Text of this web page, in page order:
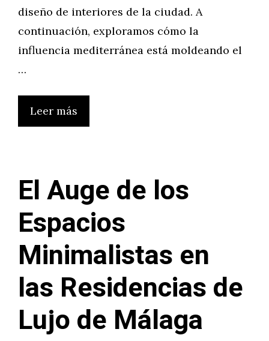
diseño de interiores de la ciudad. A
continuación, exploramos cómo la
influencia mediterránea está moldeando el
…
Leer más
El Auge de los
Espacios
Minimalistas en
las Residencias de
Lujo de Málaga